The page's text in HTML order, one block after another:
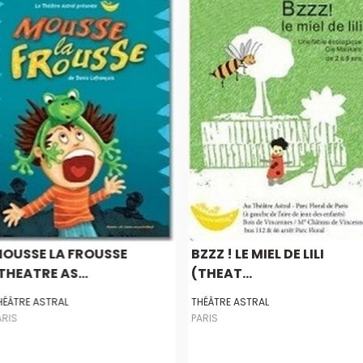
LA FROUSSE
AS...
ASTRAL
BZZZ ! LE MIEL DE LILI
(THEAT...
THÉÂTRE ASTRAL
PARIS